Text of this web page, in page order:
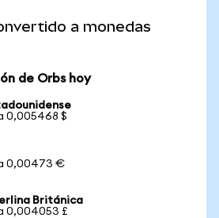
a monedas
de Orbs hoy
0,005468 $
a 0,00473 €
Británica
0,004053 £